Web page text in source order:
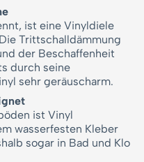
ist eine Vinyldiele
Trittschalldämmung
der Beschaffenheit
durch seine
sehr geräuscharm.
ist Vinyl
wasserfesten Kleber
sogar in Bad und Klo